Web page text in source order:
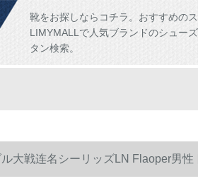
靴をお探しならコチラ。おすすめの
LIMYMALLで人気ブランドのシュー
タン検索。
大戦连名シーリッズLN Flaoper男性